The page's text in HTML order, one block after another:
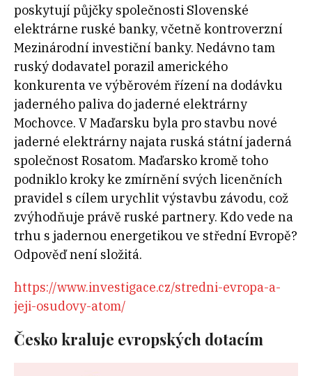
poskytují půjčky společnosti Slovenské
elektrárne ruské banky, včetně kontroverzní
Mezinárodní investiční banky. Nedávno tam
ruský dodavatel porazil amerického
konkurenta ve výběrovém řízení na dodávku
jaderného paliva do jaderné elektrárny
Mochovce. V Maďarsku byla pro stavbu nové
jaderné elektrárny najata ruská státní jaderná
společnost Rosatom. Maďarsko kromě toho
podniklo kroky ke zmírnění svých licenčních
pravidel s cílem urychlit výstavbu závodu, což
zvýhodňuje právě ruské partnery. Kdo vede na
trhu s jadernou energetikou ve střední Evropě?
Odpověď není složitá.
https://www.investigace.cz/stredni-evropa-a-
jeji-osudovy-atom/
Česko kraluje evropských dotacím